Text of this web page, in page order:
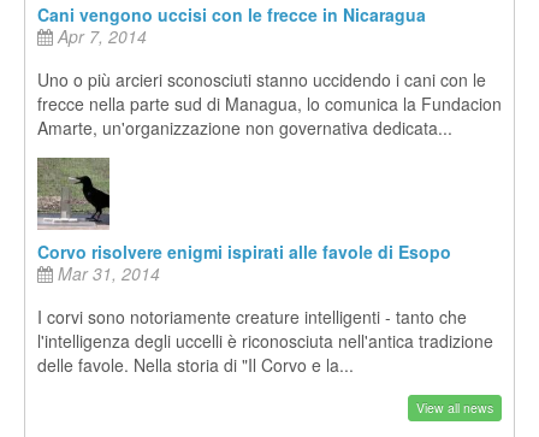
Cani vengono uccisi con le frecce in Nicaragua
Apr 7, 2014
Uno o più arcieri sconosciuti stanno uccidendo i cani con le
frecce nella parte sud di Managua, lo comunica la Fundacion
Amarte, un'organizzazione non governativa dedicata...
Corvo risolvere enigmi ispirati alle favole di Esopo
Mar 31, 2014
I corvi sono notoriamente creature intelligenti - tanto che
l'intelligenza degli uccelli è riconosciuta nell'antica tradizione
delle favole. Nella storia di "Il Corvo e la...
View all news